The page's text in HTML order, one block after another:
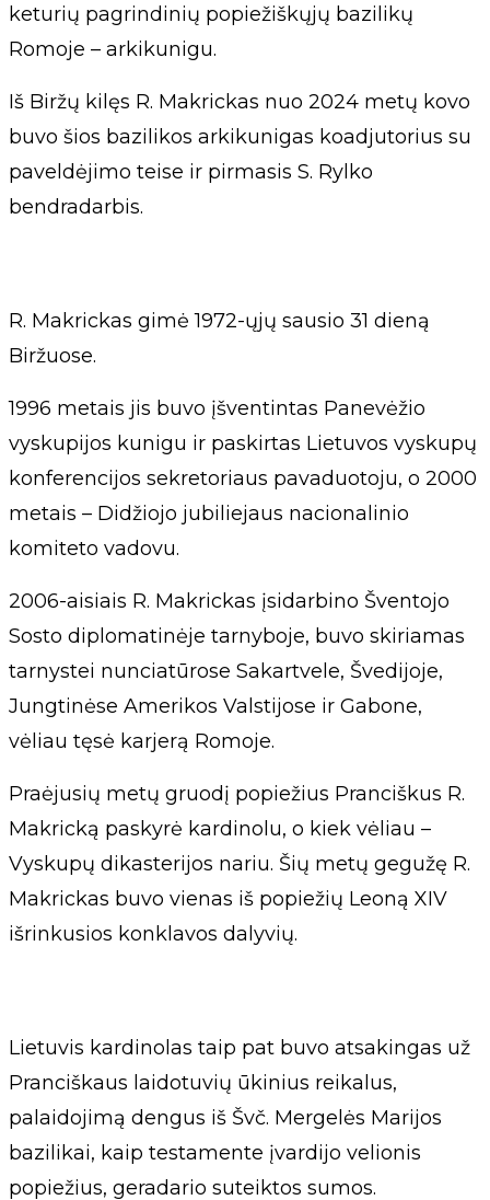
keturių pagrindinių popiežiškųjų bazilikų
Romoje – arkikunigu.
Iš Biržų kilęs R. Makrickas nuo 2024 metų kovo
buvo šios bazilikos arkikunigas koadjutorius su
paveldėjimo teise ir pirmasis S. Rylko
bendradarbis.
R. Makrickas gimė 1972-ųjų sausio 31 dieną
Biržuose.
1996 metais jis buvo įšventintas Panevėžio
vyskupijos kunigu ir paskirtas Lietuvos vyskupų
konferencijos sekretoriaus pavaduotoju, o 2000
metais – Didžiojo jubiliejaus nacionalinio
komiteto vadovu.
2006-aisiais R. Makrickas įsidarbino Šventojo
Sosto diplomatinėje tarnyboje, buvo skiriamas
tarnystei nunciatūrose Sakartvele, Švedijoje,
Jungtinėse Amerikos Valstijose ir Gabone,
vėliau tęsė karjerą Romoje.
Praėjusių metų gruodį popiežius Pranciškus R.
Makricką paskyrė kardinolu, o kiek vėliau –
Vyskupų dikasterijos nariu. Šių metų gegužę R.
Makrickas buvo vienas iš popiežių Leoną XIV
išrinkusios konklavos dalyvių.
Lietuvis kardinolas taip pat buvo atsakingas už
Pranciškaus laidotuvių ūkinius reikalus,
palaidojimą dengus iš Švč. Mergelės Marijos
bazilikai, kaip testamente įvardijo velionis
popiežius, geradario suteiktos sumos.